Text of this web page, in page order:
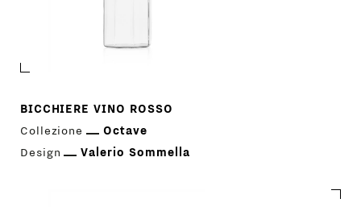
BICCHIERE VINO ROSSO
Collezione
Octave
Design
Valerio Sommella